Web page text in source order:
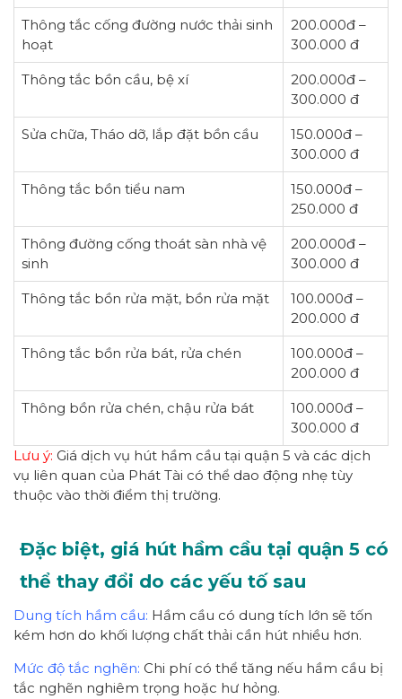
Thông tắc cống đường nước thải sinh
hoạt
200.000đ –
300.000 đ
Thông tắc bồn cầu, bệ xí
200.000đ –
300.000 đ
Sửa chữa, Tháo dỡ, lắp đặt bồn cầu
150.000đ –
300.000 đ
Thông tắc bồn tiểu nam
150.000đ –
250.000 đ
Thông đường cống thoát sàn nhà vệ
sinh
200.000đ –
300.000 đ
Thông tắc bồn rửa mặt, bồn rửa mặt
100.000đ –
200.000 đ
Thông tắc bồn rửa bát, rửa chén
100.000đ –
200.000 đ
Thông bồn rửa chén, chậu rửa bát
100.000đ –
300.000 đ
Lưu ý: Giá dịch vụ hút hầm cầu tại quận 5 và các dịch
vụ liên quan của Phát Tài có thể dao động nhẹ tùy
thuộc vào thời điểm thị trường.
Đặc biệt, giá hút hầm cầu tại quận 5 có
thể thay đổi do các yếu tố sau
Dung tích hầm cầu: Hầm cầu có dung tích lớn sẽ tốn
kém hơn do khối lượng chất thải cần hút nhiều hơn.
Mức độ tắc nghẽn: Chi phí có thể tăng nếu hầm cầu bị
tắc nghẽn nghiêm trọng hoặc hư hỏng.